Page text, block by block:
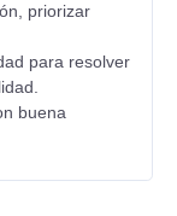
priorizar
para resolver
buena